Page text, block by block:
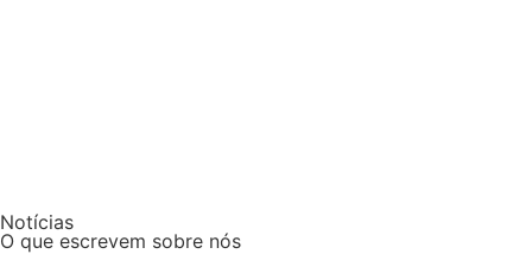
Notícias
O que escrevem sobre nós